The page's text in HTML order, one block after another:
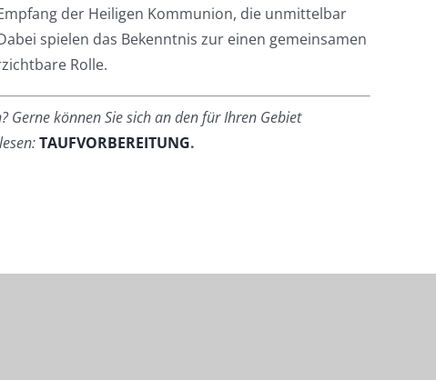
der Heiligen Kommunion, die unmittelbar
spielen das Bekenntnis zur einen gemeinsamen
Rolle.
Gerne können Sie sich an den für Ihren Gebiet
TAUFVORBEREITUNG.